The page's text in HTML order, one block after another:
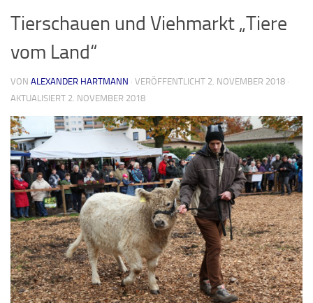
Tierschauen und Viehmarkt „Tiere
vom Land“
VON ALEXANDER HARTMANN · VERÖFFENTLICHT 2. NOVEMBER 2018 ·
AKTUALISIERT 2. NOVEMBER 2018